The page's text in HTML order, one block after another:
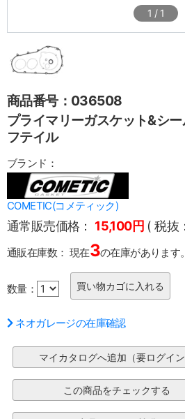
1 / 1
商品番号：036508
プライマリーガスケット&シ
フテイル
ブランド：
COMETIC(コメティック)
通常販売価格： 15,100円 ( 税抜：
通販在庫数： 現在3の在庫があります。
数量：
ネオガレージの在庫確認